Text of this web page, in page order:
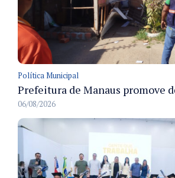
Política Municipal
06/08/2026